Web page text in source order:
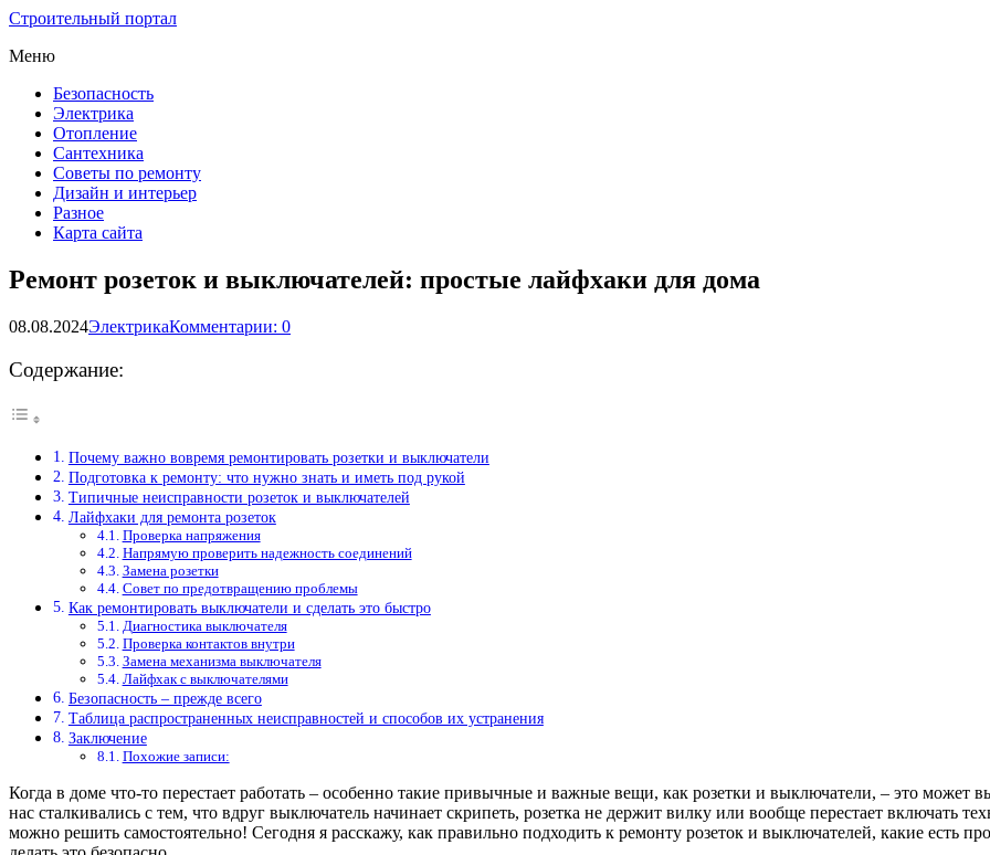
Строительный портал
Меню
Безопасность
Электрика
Отопление
Сантехника
Советы по ремонту
Дизайн и интерьер
Разное
Карта сайта
Ремонт розеток и выключателей: простые лайфхаки для дома
08.08.2024ЭлектрикаКомментарии: 0
Содержание:
Почему важно вовремя ремонтировать розетки и выключатели
Подготовка к ремонту: что нужно знать и иметь под рукой
Типичные неисправности розеток и выключателей
Лайфхаки для ремонта розеток
Проверка напряжения
Напрямую проверить надежность соединений
Замена розетки
Совет по предотвращению проблемы
Как ремонтировать выключатели и сделать это быстро
Диагностика выключателя
Проверка контактов внутри
Замена механизма выключателя
Лайфхак с выключателями
Безопасность – прежде всего
Таблица распространенных неисправностей и способов их устранения
Заключение
Похожие записи:
Когда в доме что-то перестает работать – особенно такие привычные и важные вещи, как розетки и выключатели, – это может
нас сталкивались с тем, что вдруг выключатель начинает скрипеть, розетка не держит вилку или вообще перестает включать
можно решить самостоятельно! Сегодня я расскажу, как правильно подходить к ремонту розеток и выключателей, какие есть